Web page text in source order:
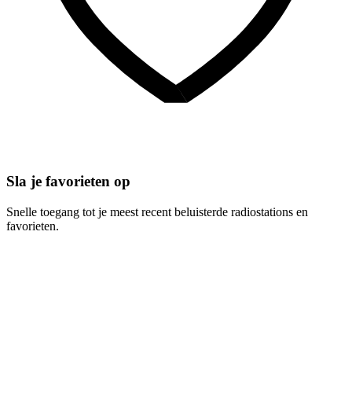
Sla je favorieten op
Snelle toegang tot je meest recent beluisterde radiostations en
favorieten.